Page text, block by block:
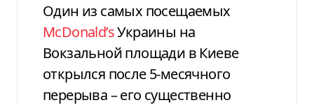
Один из самых посещаемых
McDonald’sУкраины на
Вокзальной площади в Киеве
открылся после 5-месячного
перерыва – его существенно